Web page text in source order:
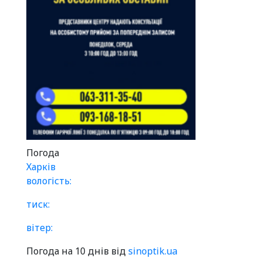
Погода
Харків
вологість:
тиск:
вітер:
Погода на 10 днів відsinoptik.ua